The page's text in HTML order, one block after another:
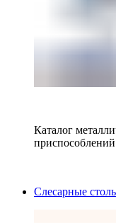
Каталог
Слесарные